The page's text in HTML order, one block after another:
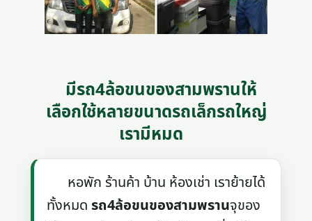
มีรถ4ล้อขนของสามพรานให้
เลือกใช้หลายขนาดรถเล็กรถใหญ่
เรามีหมด
หอพัก ร้านค้า บ้าน ห้องเช่า เราย้ายได้
ทั้งหมดรถ4ล้อขนของสามพรานจุของ